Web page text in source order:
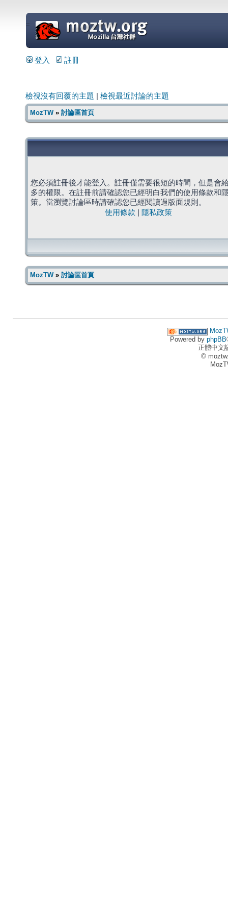
=
登入 註冊
檢視沒有回覆的主題 檢視最近討論的主題
MozTW» 討論區首頁
您必須註冊後才能登入。註冊僅需要很短的時間，但是會
多的權限。在註冊前請確認您已經明白我們的使用條款和
策。當瀏覽討論區時請確認您已經閱讀過版面規則。
使用條款
隱私政策
MozTW» 討論區首頁
Powered by phpBB
正體中文
©